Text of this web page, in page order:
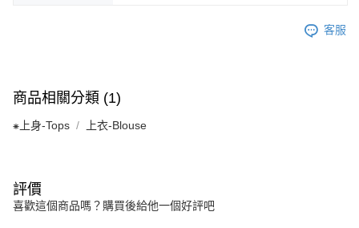
客服
商品相關分類 (1)
⁕上身-Tops 上衣-Blouse
評價
喜歡這個商品嗎？購買後給他一個好評吧